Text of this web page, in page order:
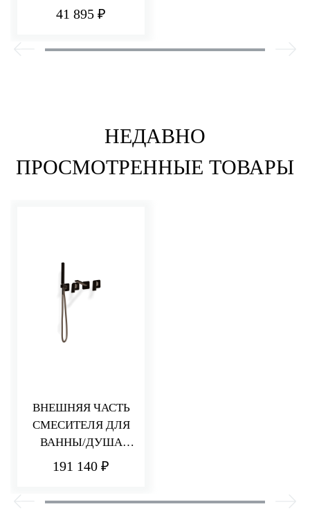
ВАННЫ/ДУША
41 895 ₽
НЕДАВНО
ПРОСМОТРЕННЫЕ ТОВАРЫ
ВНЕШНЯЯ ЧАСТЬ
СМЕСИТЕЛЯ ДЛЯ
ВАННЫ/ДУША
PA36
191 140 ₽